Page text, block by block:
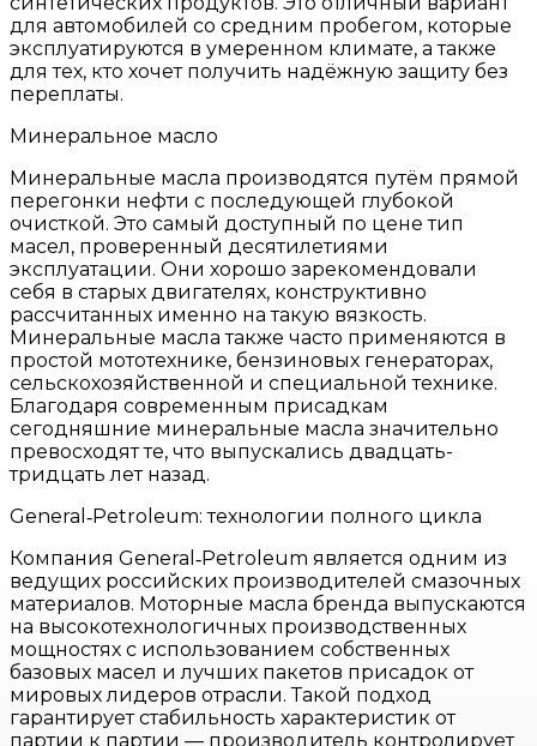
для автомобилей со средним пробегом, которые
эксплуатируются в умеренном климате, а также
для тех, кто хочет получить надёжную защиту без
переплаты.
Минеральное масло
Минеральные масла производятся путём прямой
перегонки нефти с последующей глубокой
очисткой. Это самый доступный по цене тип
масел, проверенный десятилетиями
эксплуатации. Они хорошо зарекомендовали
себя в старых двигателях, конструктивно
рассчитанных именно на такую вязкость.
Минеральные масла также часто применяются в
простой мототехнике, бензиновых генераторах,
сельскохозяйственной и специальной технике.
Благодаря современным присадкам
сегодняшние минеральные масла значительно
превосходят те, что выпускались двадцать-
тридцать лет назад.
General‑Petroleum: технологии полного цикла
Компания General‑Petroleum является одним из
ведущих российских производителей смазочных
материалов. Моторные масла бренда выпускаются
на высокотехнологичных производственных
мощностях с использованием собственных
базовых масел и лучших пакетов присадок от
мировых лидеров отрасли. Такой подход
гарантирует стабильность характеристик от
партии к партии — производитель контролирует